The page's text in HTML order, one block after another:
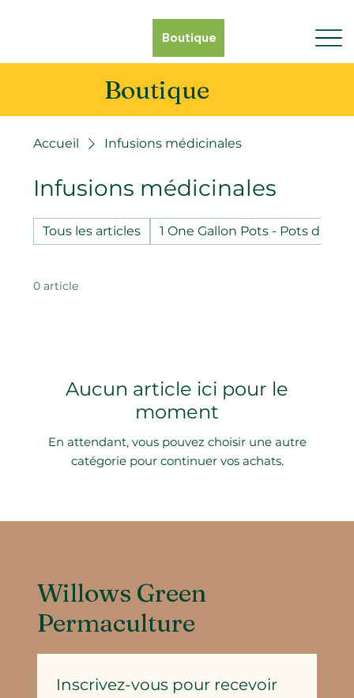
Boutique
Boutique
Accueil Infusions médicinales
Infusions médicinales
Tous les articles 1 One Gallon Pots - Pots d'un
0 article
Aucun article ici pour le
moment
En attendant, vous pouvez choisir une autre
catégorie pour continuer vos achats.
Willows Green
Permaculture
Inscrivez-vous pour recevoir